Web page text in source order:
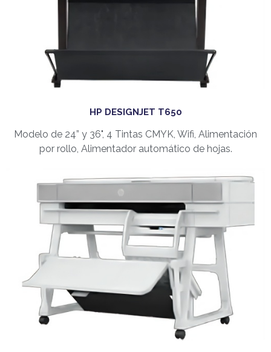
HP DESIGNJET T650
Modelo de 24” y 36", 4 Tintas CMYK, Wifi, Alimentación
por rollo, Alimentador automático de hojas.